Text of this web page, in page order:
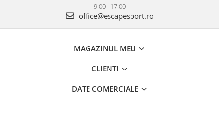
9:00 - 17:00
office@escapesport.ro
MAGAZINUL MEU
CLIENTI
DATE COMERCIALE